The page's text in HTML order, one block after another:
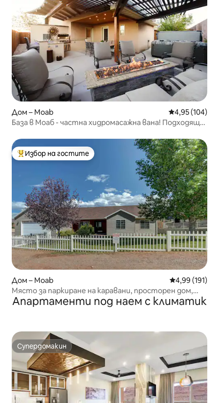
Дом – Moab Средна
4,95 (104)
База в Моаб - частна хидромасажна вана! Подходящо
Най-популярен избор на гостите
Избор на гостите
Дом – Moab Средна
4,99 (191)
Място за паркиране на каравани, просторен дом,
самостоятелна хидромасажна вана
Апартаменти под наем с климатик
Супердомакин
Супердомакин